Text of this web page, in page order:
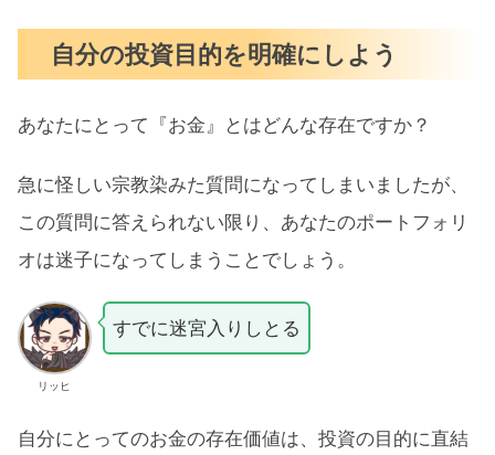
自分の投資目的を明確にしよう
あなたにとって『お金』とはどんな存在ですか？
急に怪しい宗教染みた質問になってしまいましたが、
この質問に答えられない限り、あなたのポートフォリ
オは迷子になってしまうことでしょう。
リッヒ
すでに迷宮入りしとる
自分にとってのお金の存在価値は、投資の目的に直結